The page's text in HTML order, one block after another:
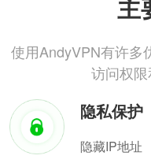
主
使用AndyVPN有许多
访问权
隐私保护
隐藏IP地址